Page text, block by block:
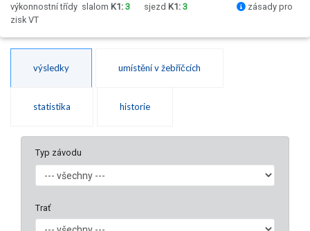
výkonnostní třídy slalom K1: 3 sjezd K1: 3
zásady pro
zisk VT
výsledky umístění v žebříčcích
statistika historie
Typ závodu
Trať